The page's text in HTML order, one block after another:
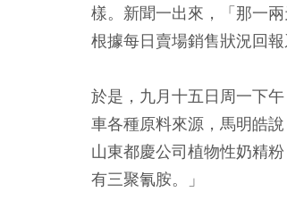
樣。新聞一出來，「那一
根據每日賣場銷售狀況回
於是，九月十五日周一下
車各種原料來源，馬明皓
山東都慶公司植物性奶精
有三聚氰胺。」